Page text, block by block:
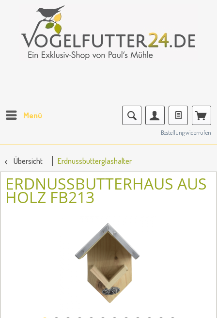
Menü
Bestellung widerrufen
Übersicht Erdnussbutterglashalter
ERDNUSSBUTTERHAUS AUS
HOLZ FB213